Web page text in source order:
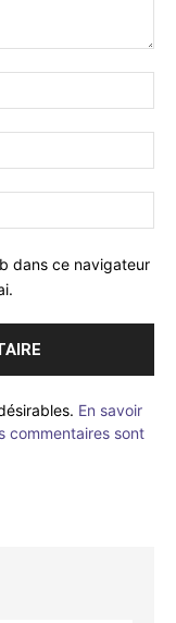
dans ce navigateur
En savoir
commentaires sont